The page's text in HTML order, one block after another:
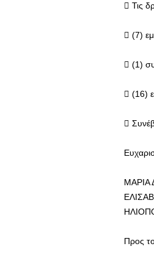
 Τις
 (7)
 (1)
 (16)

ΜΑΡΙΑ
Προς